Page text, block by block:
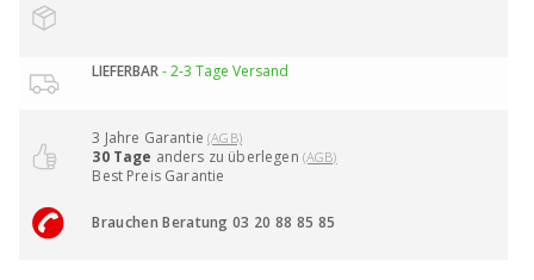
LIEFERBAR- 2-3 Tage Versand
3 Jahre Garantie(AGB)
30 Tage anders zu überlegen (AGB)
Best Preis Garantie
Brauchen Beratung 03 20 88 85 85